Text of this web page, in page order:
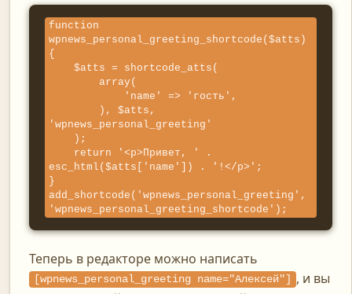
function
wpnews_personal_greeting_shortcode($atts)
{
    $atts = shortcode_atts(
'wpnews_personal_greeting'
esc_html($atts['name']) . '!</p>';
}
add_shortcode('wpnews_personal_greeting',
'wpnews_personal_greeting_shortcode');
Теперь в редакторе можно написать
[wpnews_personal_greeting name="Алексей"] , и вы